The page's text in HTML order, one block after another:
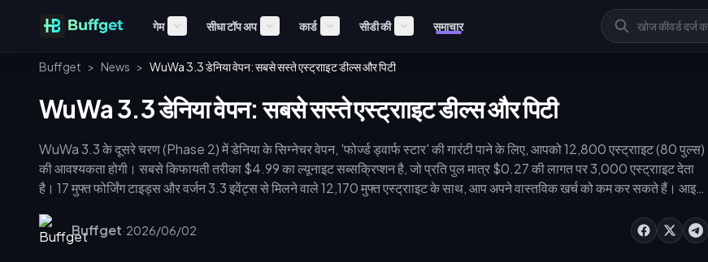
गेम सीधा टॉप अप कार्ड सीडी की समाचार
Buffget > News > WuWa 3.3 डेनिया वेपन: सबसे सस्ते एस्ट्रााइट डील्स और पिटी
WuWa 3.3 डेनिया वेपन: सबसे सस्ते एस्ट्रााइट डील्स और पिटी
WuWa 3.3 के दूसरे चरण (Phase 2) में डेनिया के सिग्नेचर वेपन, 'फोर्ज्ड ड्वार्फ स्टार' की गारंटी पाने के लिए, आपको 12,800 एस्ट्रााइट (80 पुल्स)
की आवश्यकता होगी। सबसे किफायती तरीका $4.99 का ल्यूनाइट सब्सक्रिप्शन है, जो प्रति पुल मात्र $0.27 की लागत पर 3,000 एस्ट्रााइट देता
है। 17 मुफ्त फोर्जिंग टाइड्स और वर्जन 3.3 इवेंट्स से मिलने वाले 12,170 मुफ्त एस्ट्रााइट के साथ, आप अपने वास्तविक खर्च को कम कर सकते हैं। आइए
Buffget·2026/06/02